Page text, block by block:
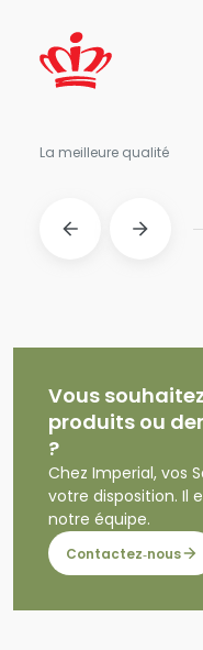
La meilleure qualité
Vous
produits ou
?
Chez Imperial, vos
votre disposition. Il
notre équipe.
Contactez‑nous